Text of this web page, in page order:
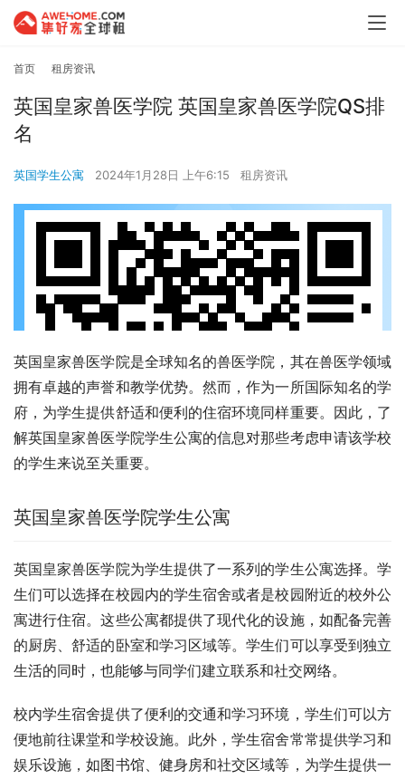
首页 租房资讯
英国皇家兽医学院 英国皇家兽医学院QS排
名
英国学生公寓 2024年1月28日 上午6:15 租房资讯
英国皇家兽医学院是全球知名的兽医学院，其在兽医学领域
拥有卓越的声誉和教学优势。然而，作为一所国际知名的学
府，为学生提供舒适和便利的住宿环境同样重要。因此，了
解英国皇家兽医学院学生公寓的信息对那些考虑申请该学校
的学生来说至关重要。
英国皇家兽医学院学生公寓
英国皇家兽医学院为学生提供了一系列的学生公寓选择。学
生们可以选择在校园内的学生宿舍或者是校园附近的校外公
寓进行住宿。这些公寓都提供了现代化的设施，如配备完善
的厨房、舒适的卧室和学习区域等。学生们可以享受到独立
生活的同时，也能够与同学们建立联系和社交网络。
校内学生宿舍提供了便利的交通和学习环境，学生们可以方
便地前往课堂和学校设施。此外，学生宿舍常常提供学习和
娱乐设施，如图书馆、健身房和社交区域等，为学生提供一